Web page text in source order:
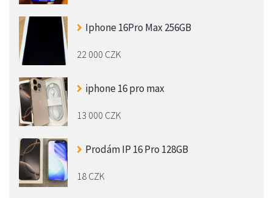
Iphone 16Pro Max 256GB
22 000 CZK
iphone 16 pro max
13 000 CZK
Prodám IP 16 Pro 128GB
18 CZK